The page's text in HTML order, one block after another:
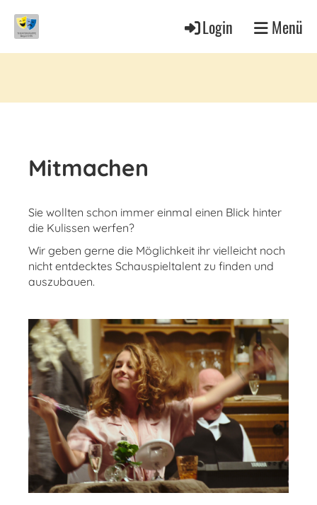
Login Menü
Mitmachen
Sie wollten schon immer einmal einen Blick hinter
die Kulissen werfen?
Wir geben gerne die Möglichkeit ihr vielleicht noch
nicht entdecktes Schauspieltalent zu finden und
auszubauen.